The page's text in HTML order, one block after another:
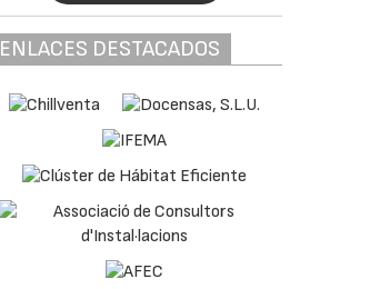
ENLACES DESTACADOS